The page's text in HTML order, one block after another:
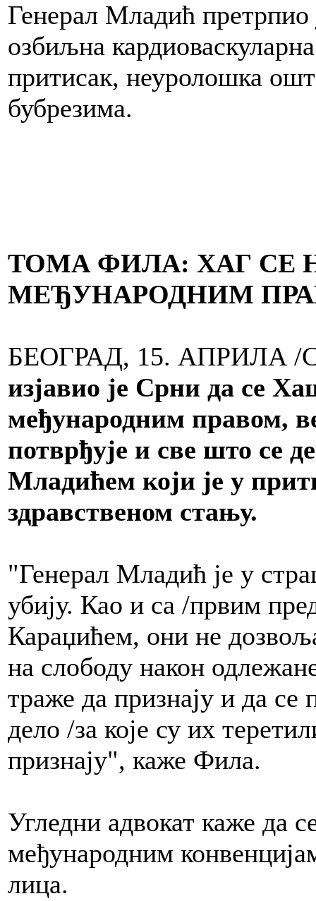
Генерал Младић
озбиљна
притисак, неуролошка
бубрезима.
ТОМА ФИЛА: ХАГ СЕ
МЕЂУНАРОДНИМ
БЕОГРАД, 15. АПРИЛА
изјавио је Срни да се
међународним правом,
потврђује и све што се
Младићем који је у
здравственом стању.
"Генерал Младић је у
убију. Као и са /првим
Караџићем, они не
на слободу након
траже да признају и да се
дело /за које су их
признају", каже Фила.
Угледни адвокат каже да
међународним
лица.